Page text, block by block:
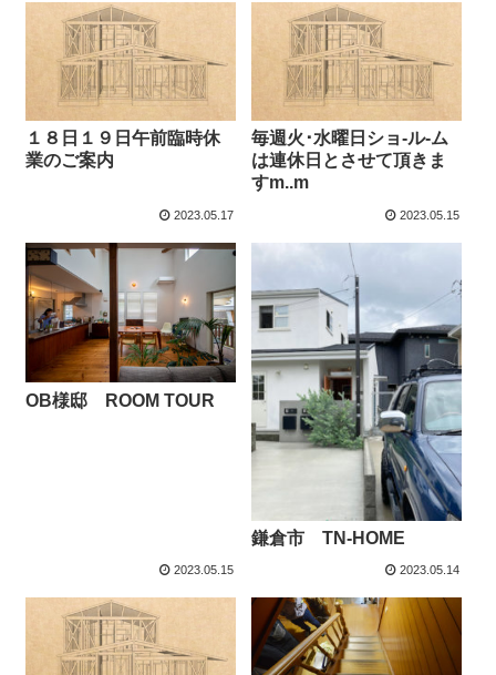
１８日１９日午前臨時休
業のご案内
2023.05.17
毎週火･水曜日ショ-ル-ム
は連休日とさせて頂きま
すm..m
2023.05.15
OB様邸 ROOM TOUR
2023.05.15
鎌倉市 TN-HOME
2023.05.14